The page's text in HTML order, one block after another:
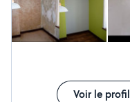
Voir le profil